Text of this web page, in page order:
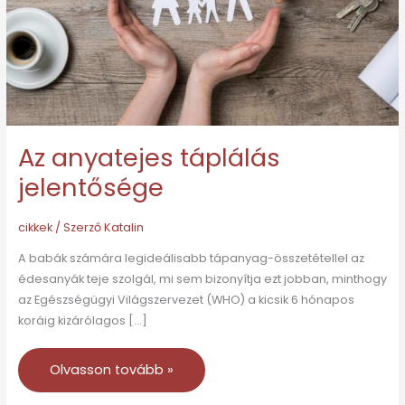
Az anyatejes táplálás
jelentősége
cikkek/ SzerzőKatalin
A babák számára legideálisabb tápanyag-összetétellel az
édesanyák teje szolgál, mi sem bizonyítja ezt jobban, minthogy
az Egészségügyi Világszervezet (WHO) a kicsik 6 hónapos
koráig kizárólagos […]
Olvasson tovább »